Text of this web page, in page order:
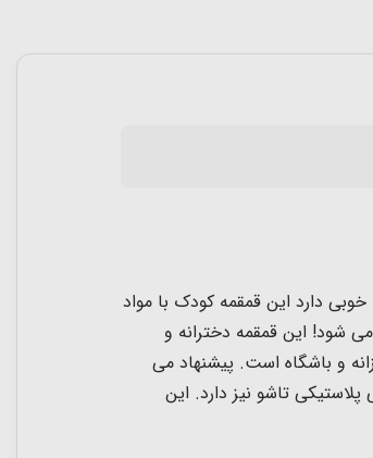
خوبی دارد این قمقمه کودک با مواد
شود! این قمقمه دخترانه و
و باشگاه است. پیشنهاد می
حجم دارد. این قمقمه دارای یک نی پلاستیکی تاشو نیز دارد. این